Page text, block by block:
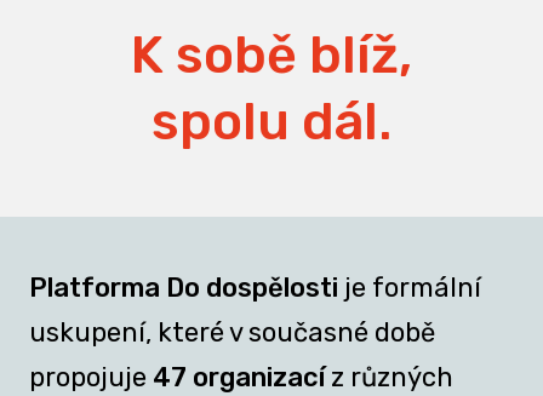
K sobě blíž,
spolu dál.
Platforma Do dospělosti je formální
uskupení, které v současné době
propojuje 47 organizacíz různých